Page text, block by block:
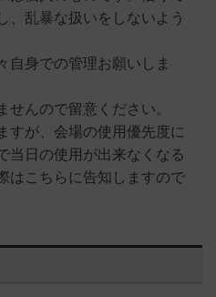
、乱暴な扱いをしないよう
自身での管理お願いしま
せんので留意ください。
すが、会場の使用優先度に
当日の使用が出来なくなる
はこちらに告知しますので